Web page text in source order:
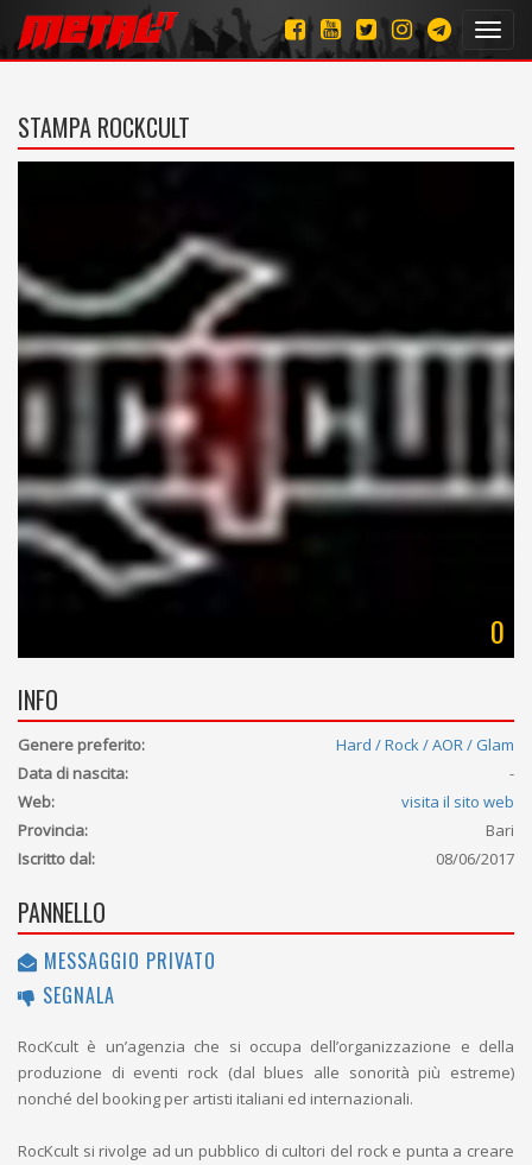
STAMPA ROCKCULT
0
INFO
Genere preferito:
Hard / Rock / AOR / Glam
Data di nascita:
-
Web:
visita il sito web
Provincia:
Bari
Iscritto dal:
08/06/2017
PANNELLO
MESSAGGIO PRIVATO
SEGNALA
RocKcult è un’agenzia che si occupa dell’organizzazione e della
produzione di eventi rock (dal blues alle sonorità più estreme)
nonché del booking per artisti italiani ed internazionali.
RocKcult si rivolge ad un pubblico di cultori del rock e punta a creare